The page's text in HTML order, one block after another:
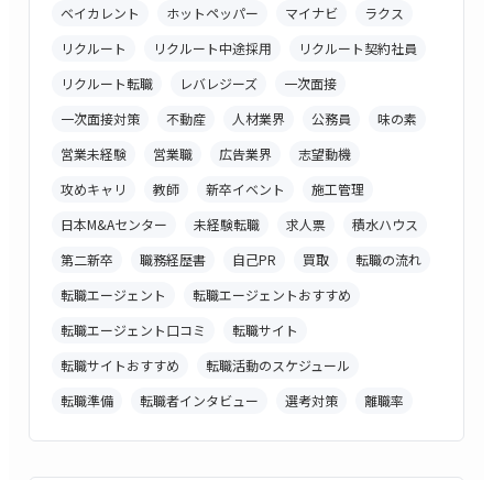
ベイカレント ホットペッパー マイナビ
ラクス
リクルート
リクルート中途採用
リクルート契約社員
リクルート転職
レバレジーズ
一次面接
一次面接対策
不動産 人材業界 公務員
味の素
営業未経験
営業職 広告業界
志望動機
攻めキャリ
教師 新卒イベント
施工管理
日本M&Aセンター
未経験転職 求人票
積水ハウス
第二新卒
職務経歴書 自己PR 買取
転職の流れ
転職エージェント
転職エージェントおすすめ
転職エージェント口コミ
転職サイト
転職サイトおすすめ
転職活動のスケジュール
転職準備
転職者インタビュー 選考対策 離職率